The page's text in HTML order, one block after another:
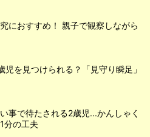
におすすめ！ 親子で観察しながら
児を見つけられる？「見守り瞬足」
事で待たされる2歳児...かんしゃく
分の工夫